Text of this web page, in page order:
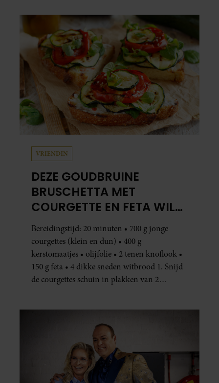
VRIENDIN
DEZE GOUDBRUINE
BRUSCHETTA MET
COURGETTE EN FETA WIL
JE METEEN MAKEN
Bereidingstijd: 20 minuten • 700 g jonge
courgettes (klein en dun) • 400 g
kerstomaatjes • olijfolie • 2 tenen knoflook •
150 g feta • 4 dikke sneden witbrood 1. Snijd
de courgettes schuin in plakken van 2